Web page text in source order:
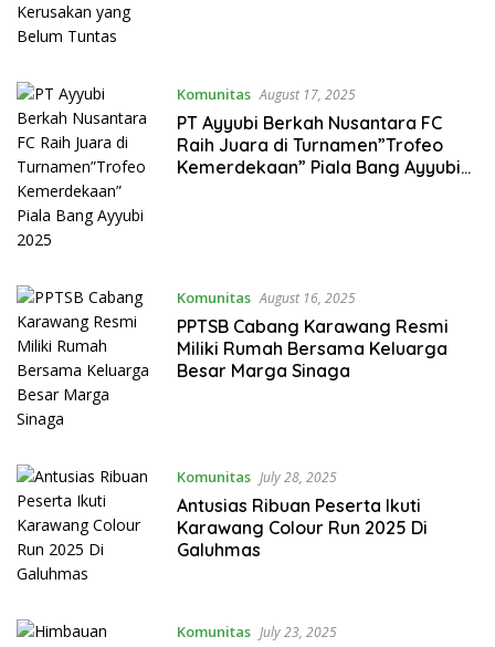
Komunitas August 17, 2025
PT Ayyubi Berkah Nusantara FC
Raih Juara di Turnamen”Trofeo
Kemerdekaan” Piala Bang Ayyubi
Komunitas August 16, 2025
PPTSB Cabang Karawang Resmi
Miliki Rumah Bersama Keluarga
Besar Marga Sinaga
Komunitas July 28, 2025
Antusias Ribuan Peserta Ikuti
Karawang Colour Run 2025 Di
Galuhmas
Komunitas July 23, 2025